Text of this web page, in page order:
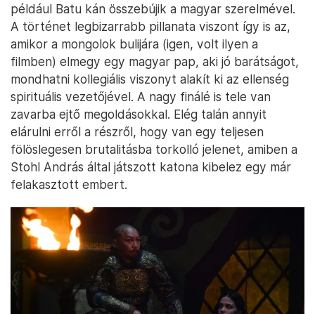
például Batu kán összebújik a magyar szerelmével.
A történet legbizarrabb pillanata viszont így is az,
amikor a mongolok bulijára (igen, volt ilyen a
filmben) elmegy egy magyar pap, aki jó barátságot,
mondhatni kollegiális viszonyt alakít ki az ellenség
spirituális vezetőjével. A nagy finálé is tele van
zavarba ejtő megoldásokkal. Elég talán annyit
elárulni erről a részről, hogy van egy teljesen
fölöslegesen brutalitásba torkolló jelenet, amiben a
Stohl András által játszott katona kibelez egy már
felakasztott embert.